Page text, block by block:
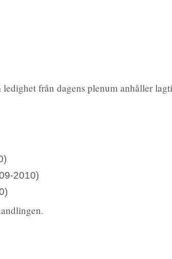
från dagens plenum anhåller
2010)